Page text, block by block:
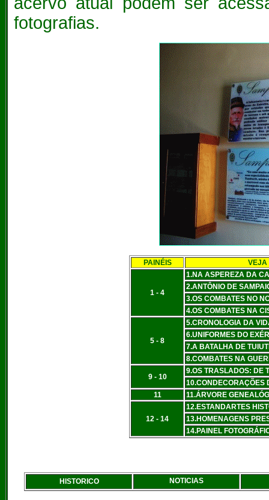
fotografias.
PAINÉIS VEJA
1 - 4
1.NA ASPEREZA DA
2.ANTÔNIO DE
3.OS COMBATES NO
4.OS COMBATES NA
5 - 8
5.CRONOLOGIA DA
6.UNIFORMES DO
7.A BATALHA DE
8.COMBATES NA
9 - 10
9.OS TRASLADOS: DE
10.CONDECORAÇÕES
11
11.ÁRVORE
12 - 14
12.ESTANDARTES
13.HOMENAGENS
14.PAINEL
HISTORICO NOTICIAS